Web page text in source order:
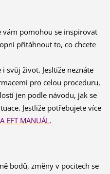
vám pomohou se inspirovat
přitáhnout to, co chcete
i svůj život. Jesltiže neznáte
pro celou proceduru,
jen podle návodu, jak se
Jestliže potřebujete více
EFT MANUÁL.
bodů, změny v pocitech se